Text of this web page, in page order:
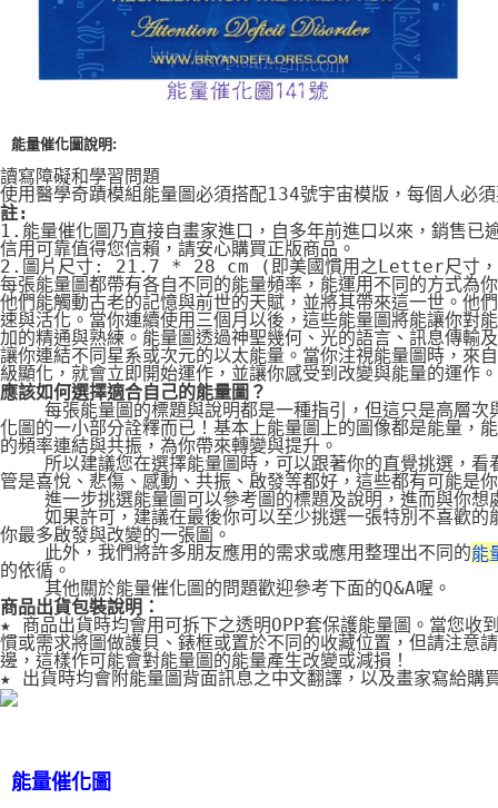
能量催化圖說明:
讀寫障礙和學習問題
使用醫學奇蹟模組能量圖必須搭配134號宇宙模版，每個人必
註:
1.能量催化圖乃直接自畫家進口，自多年前進口以來，銷售已
信用可靠值得您信賴，請安心購買正版商品。
2.圖片尺寸: 21.7 * 28 cm (即美國慣用之Letter尺寸，
每張能量圖都帶有各自不同的能量頻率，能運用不同的方式為
他們能觸動古老的記憶與前世的天賦，並將其帶來這一世。他
速與活化。當你連續使用三個月以後，這些能量圖將能讓你對
加的精通與熟練。能量圖透過神聖幾何、光的語言、訊息傳輸
讓你連結不同星系或次元的以太能量。當你注視能量圖時，來
級顯化，就會立即開始運作，並讓你感受到改變與能量的運作。
應該如何選擇適合自己的能量圖？
每張能量圖的標題與說明都是一種指引，但這只是高層次
化圖的一小部分詮釋而已！基本上能量圖上的圖像都是能量，
的頻率連結與共振，為你帶來轉變與提升。
所以建議您在選擇能量圖時，可以跟著你的直覺挑選，看
管是喜悅、悲傷、感動、共振、啟發等都好，這些都有可能是
進一步挑選能量圖可以參考圖的標題及說明，進而與你想
如果許可，建議在最後你可以至少挑選一張特別不喜歡的
你最多啟發與改變的一張圖。
    此外，我們將許多朋友應用的需求或應用整理出不同的
能
的依循。
    其他關於能量催化圖的問題歡迎參考下面的Q&A喔。
商品出貨包裝說明：
★ 商品出貨時均會用可拆下之透明OPP套保護能量圖。當您收
慣或需求將圖做護貝、錶框或置於不同的收藏位置，但請注意
邊，這樣作可能會對能量圖的能量產生改變或減損！
★ 出貨時均會附能量圖背面訊息之中文翻譯，以及畫家寫給購
能量催化圖